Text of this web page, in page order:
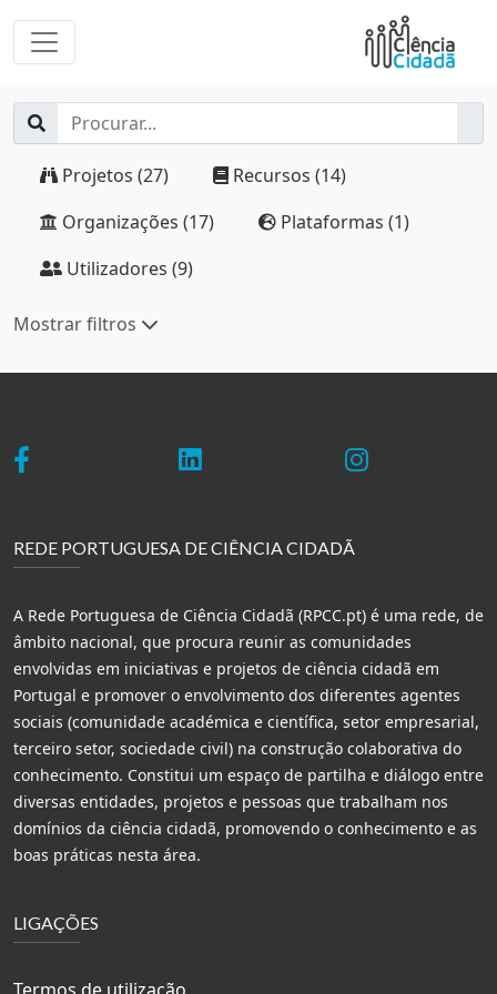
Projetos (27)
Recursos (14)
Organizações (17)
Plataformas (1)
Utilizadores (9)
Mostrar filtros
REDE PORTUGUESA DE CIÊNCIA CIDADÃ
A Rede Portuguesa de Ciência Cidadã (RPCC.pt) é uma rede, de
âmbito nacional, que procura reunir as comunidades
envolvidas em iniciativas e projetos de ciência cidadã em
Portugal e promover o envolvimento dos diferentes agentes
sociais (comunidade académica e científica, setor empresarial,
terceiro setor, sociedade civil) na construção colaborativa do
conhecimento. Constitui um espaço de partilha e diálogo entre
diversas entidades, projetos e pessoas que trabalham nos
domínios da ciência cidadã, promovendo o conhecimento e as
boas práticas nesta área.
LIGAÇÕES